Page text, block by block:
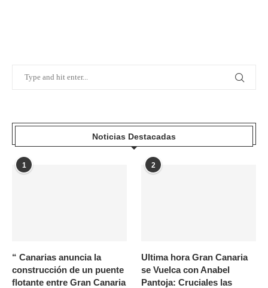
Noticias Destacadas
1
“ Canarias anuncia la
construcción de un puente
flotante entre Gran Canaria
2
Ultima hora Gran Canaria
se Vuelca con Anabel
Pantoja: Cruciales las